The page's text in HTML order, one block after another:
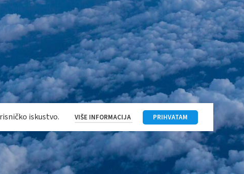
2026.Marquis Commerce. Sva prava zadržana.
Politika privatnosti
iskustvo. VIŠE INFORMACIJA PRIHVATAM